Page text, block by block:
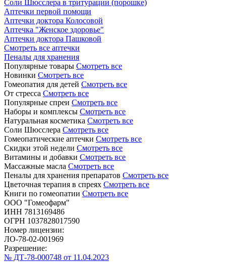
Соли Шюсслера в тритурации (порошке)
Аптечки первой помощи
Аптечки доктора Колосовой
Аптечка "Женское здоровье"
Аптечки доктора Пашковой
Смотреть все аптечки
Пеналы для хранения
Популярные товары Смотреть все
Новинки Смотреть все
Гомеопатия для детей Смотреть все
От стресса Смотреть все
Популярные спреи Смотреть все
Наборы и комплексы Смотреть все
Натуральная косметика Смотреть все
Соли Шюсслера Смотреть все
Гомеопатические аптечки Смотреть все
Скидки этой недели Смотреть все
Витамины и добавки Смотреть все
Массажные масла Смотреть все
Пеналы для хранения препаратов Смотреть все
Цветочная терапия в спреях Смотреть все
Книги по гомеопатии Смотреть все
ООО "Гомеофарм"
ИНН 7813169486
ОГРН 1037828017590
Номер лицензии:
ЛО-78-02-001969
Разрешение:
№ ДТ-78-000748 от 11.04.2023